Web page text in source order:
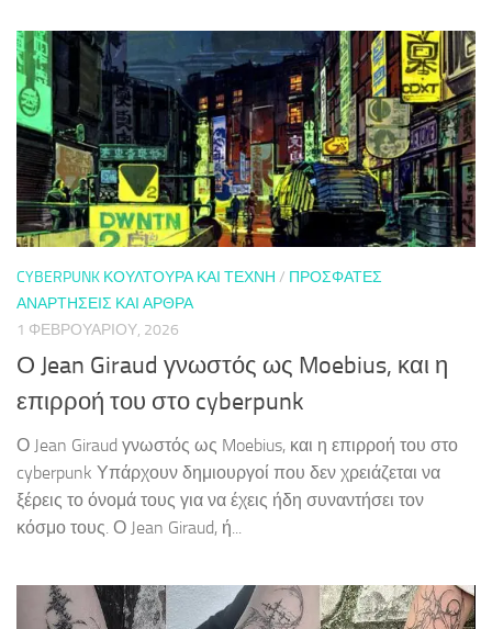
CYBERPUNK ΚΟΥΛΤΟΎΡΑ ΚΑΙ ΤΈΧΝΗ / ΠΡΌΣΦΑΤΕΣ
ΑΝΑΡΤΉΣΕΙΣ ΚΑΙ ΆΡΘΡΑ
1 ΦΕΒΡΟΥΑΡΊΟΥ, 2026
Ο Jean Giraud γνωστός ως Moebius, και η
επιρροή του στο cyberpunk
Ο Jean Giraud γνωστός ως Moebius, και η επιρροή του στο
cyberpunk Υπάρχουν δημιουργοί που δεν χρειάζεται να
ξέρεις το όνομά τους για να έχεις ήδη συναντήσει τον
κόσμο τους. Ο Jean Giraud, ή...